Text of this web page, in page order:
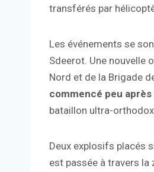
transférés par
Les événements se
Sdeerot. Une nouvelle
Nord et de la Brigade
commencé peu
bataillon ultra-
Deux explosifs placés
est passée à travers